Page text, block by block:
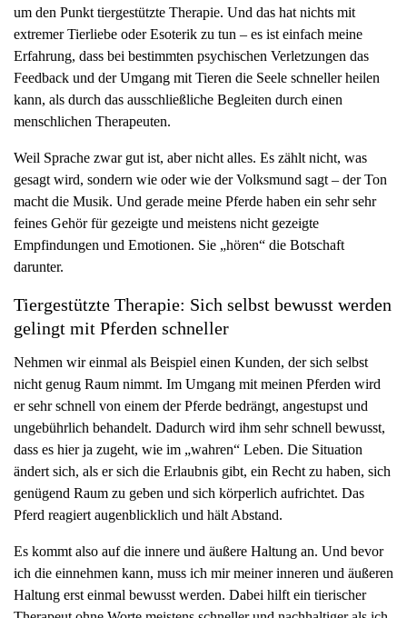
i
o
n
um den Punkt tiergestützte Therapie. Und das hat nichts mit
extremer Tierliebe oder Esoterik zu tun – es ist einfach meine
Erfahrung, dass bei bestimmten psychischen Verletzungen das
Feedback und der Umgang mit Tieren die Seele schneller heilen
kann, als durch das ausschließliche Begleiten durch einen
menschlichen Therapeuten.
Weil Sprache zwar gut ist, aber nicht alles. Es zählt nicht, was
gesagt wird, sondern wie oder wie der Volksmund sagt – der Ton
macht die Musik. Und gerade meine Pferde haben ein sehr sehr
feines Gehör für gezeigte und meistens nicht gezeigte
Empfindungen und Emotionen. Sie „hören“ die Botschaft
darunter.
Tiergestützte Therapie: Sich selbst bewusst werden
gelingt mit Pferden schneller
Nehmen wir einmal als Beispiel einen Kunden, der sich selbst
nicht genug Raum nimmt. Im Umgang mit meinen Pferden wird
er sehr schnell von einem der Pferde bedrängt, angestupst und
ungebührlich behandelt. Dadurch wird ihm sehr schnell bewusst,
dass es hier ja zugeht, wie im „wahren“ Leben. Die Situation
ändert sich, als er sich die Erlaubnis gibt, ein Recht zu haben, sich
genügend Raum zu geben und sich körperlich aufrichtet. Das
Pferd reagiert augenblicklich und hält Abstand.
Es kommt also auf die innere und äußere Haltung an. Und bevor
ich die einnehmen kann, muss ich mir meiner inneren und äußeren
Haltung erst einmal bewusst werden. Dabei hilft ein tierischer